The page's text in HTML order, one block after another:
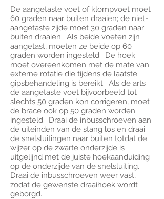
De aangetaste voet of klompvoet moet
60 graden naar buiten draaien; de niet-
aangetaste zijde moet 30 graden naar
buiten draaien. Als beide voeten zijn
aangetast, moeten ze beide op 60
graden worden ingesteld. De hoek
moet overeenkomen met de mate van
externe rotatie die tijdens de laatste
gipsbehandeling is bereikt. Als de arts
de aangetaste voet bijvoorbeeld tot
slechts 50 graden kon corrigeren, moet
de brace ook op 50 graden worden
ingesteld. Draai de inbusschroeven aan
de uiteinden van de stang los en draai
de snelsluitingen naar buiten totdat de
wijzer op de zwarte onderzijde is
uitgelijnd met de juiste hoekaanduiding
op de onderzijde van de snelsluiting.
Draai de inbusschroeven weer vast,
zodat de gewenste draaihoek wordt
geborgd.